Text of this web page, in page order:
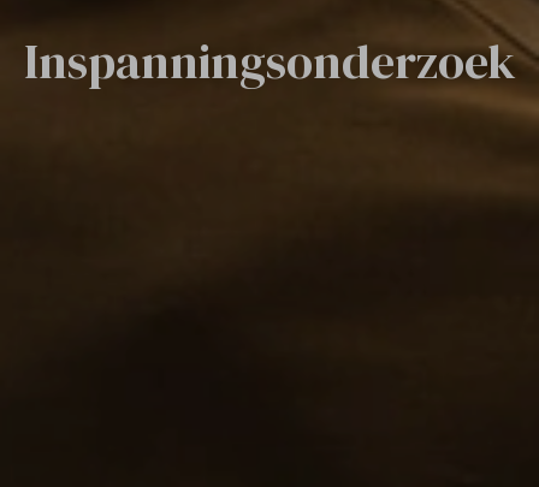
Inspannings­onderzoek